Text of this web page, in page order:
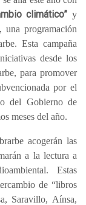
climático” y
, una programación
Esta campaña
desde los
para promover
por el
del Gobierno de
meses del año.
acogerán las
a la lectura a
Estas
de “libros
Saravillo, Aínsa,